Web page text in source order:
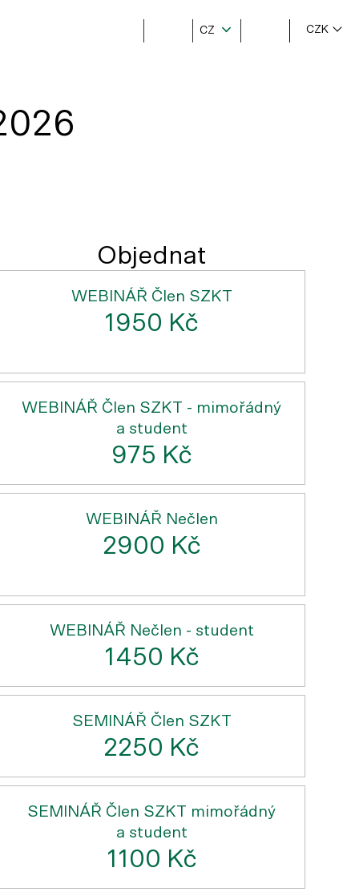
CZ CZK
Objednat
WEBINÁŘ Člen SZKT
1950 Kč
WEBINÁŘ Člen SZKT - mimořádný
a student
975 Kč
WEBINÁŘ Nečlen
2900 Kč
WEBINÁŘ Nečlen - student
1450 Kč
SEMINÁŘ Člen SZKT
2250 Kč
SEMINÁŘ Člen SZKT mimořádný
a student
1100 Kč